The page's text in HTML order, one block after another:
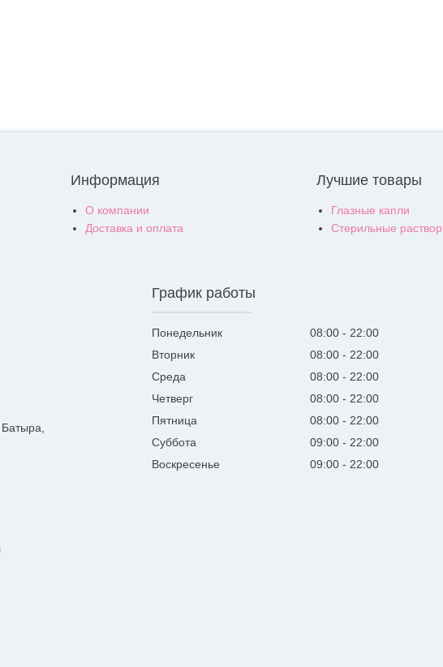
Информация
О компании
Доставка и оплата
Лучшие товары
Глазные капли
Стерильные
Батыра,
График работы
Понедельник 08:00
22:00
Вторник
08:00
22:00
Среда
08:00
22:00
Четверг
08:00
22:00
Пятница
08:00
22:00
Суббота
09:00
22:00
Воскресенье
09:00 22:00